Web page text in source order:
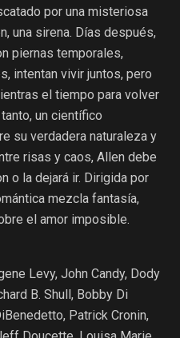
por una misteriosa
una sirena. Días después,
piernas temporales,
intentan vivir juntos, pero
el tiempo para volver
un científico
su verdadera naturaleza y
risas y caos, Allen debe
o la dejará ir. Dirigida por
mezcla fantasía,
el amor imposible.
Levy, John Candy, Dody
B. Shull, Bobby Di
Patrick Cronin,